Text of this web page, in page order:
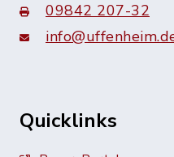
09842 207-32
Quicklinks